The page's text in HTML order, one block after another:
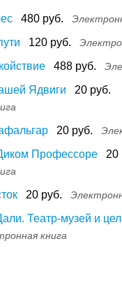
480 руб.
120 руб.
488 руб.
Ядвиги 20 руб.
20 руб.
Профессоре 20
20 руб.
Театр-музей и
книга